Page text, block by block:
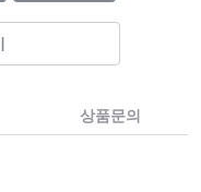
상품문의